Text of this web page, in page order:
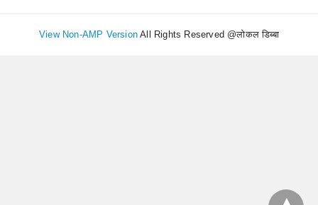
View Non-AMP Version All Rights Reserved @लोकल डिब्बा